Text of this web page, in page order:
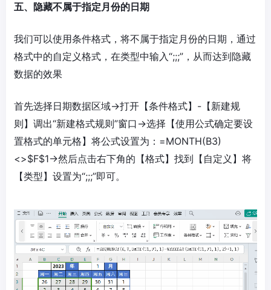
五、隐藏不属于指定月份的日期
我们可以使用条件格式，将不属于指定月份的日期，通过
格式中的自定义格式，在类型中输入“;;;”，从而达到隐藏
数据的效果
首先选择日期数据区域→打开【条件格式】-【新建规
则】调出“新建格式规则”窗口→选择【使用公式确定要设
置格式的单元格】将公式设置为：=MONTH(B3)
<>$F$1→然后点击右下角的【格式】找到【自定义】将
【类型】设置为“;;;”即可。